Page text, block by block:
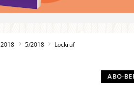
2018 5/2018 Lockruf